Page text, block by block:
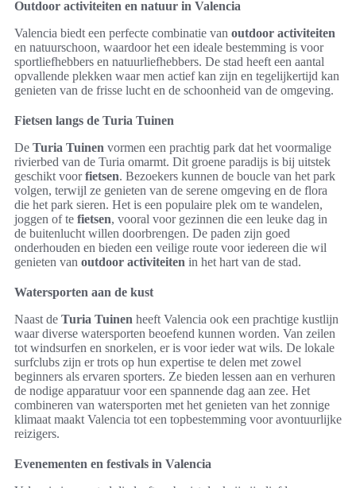
Outdoor activiteiten en natuur in Valencia
Valencia biedt een perfecte combinatie van outdoor activiteiten
en natuurschoon, waardoor het een ideale bestemming is voor
sportliefhebbers en natuurliefhebbers. De stad heeft een aantal
opvallende plekken waar men actief kan zijn en tegelijkertijd kan
genieten van de frisse lucht en de schoonheid van de omgeving.
Fietsen langs de Turia Tuinen
De Turia Tuinen vormen een prachtig park dat het voormalige
rivierbed van de Turia omarmt. Dit groene paradijs is bij uitstek
geschikt voorfietsen. Bezoekers kunnen de boucle van het park
volgen, terwijl ze genieten van de serene omgeving en de flora
die het park sieren. Het is een populaire plek om te wandelen,
joggen of te fietsen, vooral voor gezinnen die een leuke dag in
de buitenlucht willen doorbrengen. De paden zijn goed
onderhouden en bieden een veilige route voor iedereen die wil
genieten van outdoor activiteiten in het hart van de stad.
Watersporten aan de kust
Naast de Turia Tuinen heeft Valencia ook een prachtige kustlijn
waar diverse watersporten beoefend kunnen worden. Van zeilen
tot windsurfen en snorkelen, er is voor ieder wat wils. De lokale
surfclubs zijn er trots op hun expertise te delen met zowel
beginners als ervaren sporters. Ze bieden lessen aan en verhuren
de nodige apparatuur voor een spannende dag aan zee. Het
combineren van watersporten met het genieten van het zonnige
klimaat maakt Valencia tot een topbestemming voor avontuurlijke
reizigers.
Evenementen en festivals in Valencia